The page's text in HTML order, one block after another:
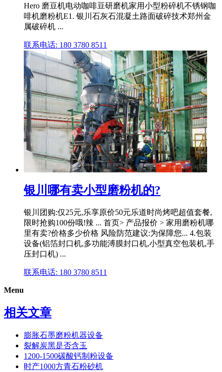
Hero 磨豆机电动咖啡豆研磨机家用小型粉碎机不锈钢咖
啡机磨粉机E1. 银川石灰石混凝土路面破碎技术郑州金
属破碎机 ...
联系电话: 180 3780 8511
银川哪有卖小型磨粉机的?
银川团购:仅25元,乐享原价50元乐道时尚烤吧超值套餐,
限时抢购100份哦!辣 ... 首页> 产品报价 > 家用磨粉机哪
里有卖?价格多少价格 风险防范建议:为保障您... 4.包装
设备(铝箔封口机,多功能溥膜封口机,小型真空包装机,手
压封口机) ...
联系电话: 180 3780 8511
Menu
相关文章
膨胀石墨磨粉机器设备
裂解炭黑是否含玉
1200-1500碳酸钙制粉设备
时产1000方青石粉砂机